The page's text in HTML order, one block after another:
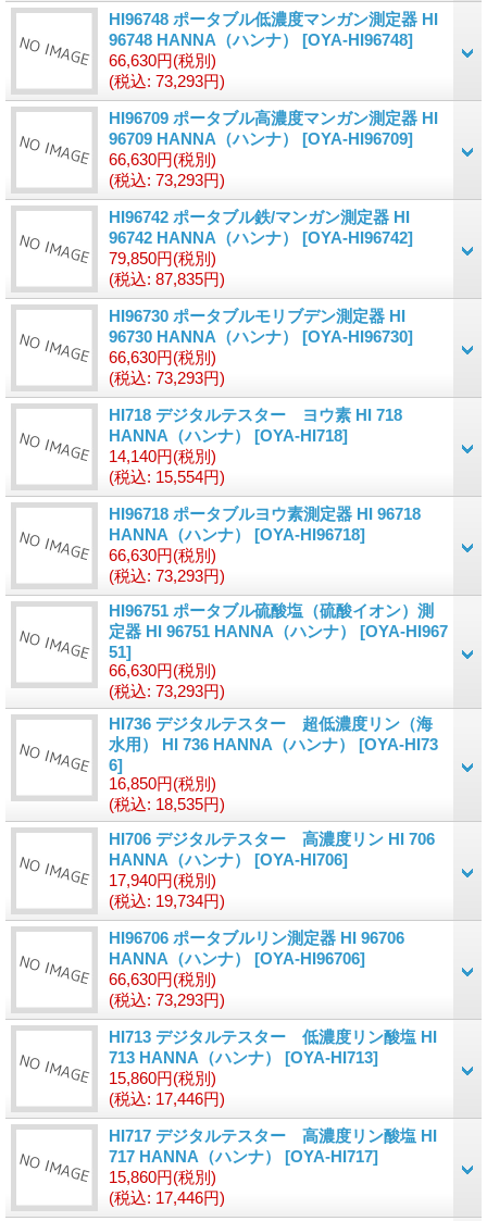
HI96748 ポータブル低濃度マンガン測定器 HI
96748 HANNA（ハンナ） [OYA-HI96748]
66,630円(税別)
(税込: 73,293円)
HI96709 ポータブル高濃度マンガン測定器 HI
96709 HANNA（ハンナ） [OYA-HI96709]
66,630円(税別)
(税込: 73,293円)
HI96742 ポータブル鉄/マンガン測定器 HI
96742 HANNA（ハンナ） [OYA-HI96742]
79,850円(税別)
(税込: 87,835円)
HI96730 ポータブルモリブデン測定器 HI
96730 HANNA（ハンナ） [OYA-HI96730]
66,630円(税別)
(税込: 73,293円)
HI718 デジタルテスター ヨウ素 HI 718
HANNA（ハンナ） [OYA-HI718]
14,140円(税別)
(税込: 15,554円)
HI96718 ポータブルヨウ素測定器 HI 96718
HANNA（ハンナ） [OYA-HI96718]
66,630円(税別)
(税込: 73,293円)
HI96751 ポータブル硫酸塩（硫酸イオン）測
定器 HI 96751 HANNA（ハンナ） [OYA-HI967
51]
66,630円(税別)
(税込: 73,293円)
HI736 デジタルテスター 超低濃度リン（海
水用） HI 736 HANNA（ハンナ） [OYA-HI73
6]
16,850円(税別)
(税込: 18,535円)
HI706 デジタルテスター 高濃度リン HI 706
HANNA（ハンナ） [OYA-HI706]
17,940円(税別)
(税込: 19,734円)
HI96706 ポータブルリン測定器 HI 96706
HANNA（ハンナ） [OYA-HI96706]
66,630円(税別)
(税込: 73,293円)
HI713 デジタルテスター 低濃度リン酸塩 HI
713 HANNA（ハンナ） [OYA-HI713]
15,860円(税別)
(税込: 17,446円)
HI717 デジタルテスター 高濃度リン酸塩 HI
717 HANNA（ハンナ） [OYA-HI717]
15,860円(税別)
(税込: 17,446円)